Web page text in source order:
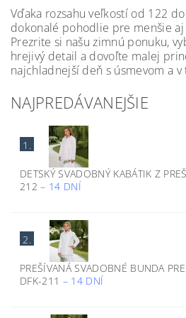
Vďaka rozsahu veľkostí od 122
dokonalé pohodlie pre menšie aj
Prezrite si našu zimnú ponuku,
hrejivý detail a dovoľte malej
najchladnejší deň s úsmevom a v
NAJPREDÁVANEJŠIE
1.
DETSKÝ SVADOBNÝ KABÁTIK Z
212– 14 DNÍ
2.
PREŠÍVANÁ SVADOBNÉ BUNDA
DFK-211 – 14 DNÍ